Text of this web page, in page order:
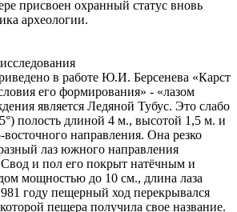
присвоен охранный статус вновь
археологии.
в работе Ю.И. Берсенева «Карст
его формирования» - «лазом
является Ледяной Тубус. Это слабо
полость длиной 4 м., высотой 1,5 м. и
направления. Она резко
лаз южного направления
и пол его покрыт натёчным и
мощностью до 10 см., длина лаза
году пещерный ход перекрывался
пещера получила свое название.